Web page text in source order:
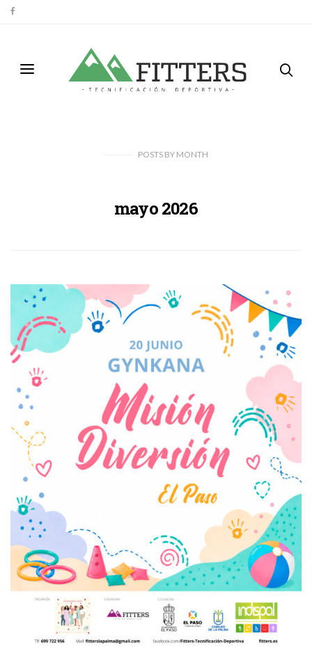
POSTS BYMONTH
mayo 2026